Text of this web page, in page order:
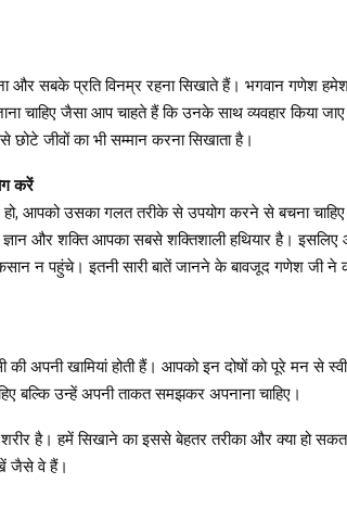
और सबके प्रति विनम्र रहना सिखाते हैं। भगवान गणेश
चाहिए जैसा आप चाहते हैं कि उनके साथ व्यवहार किया
जीवों का भी सम्मान करना सिखाता है।
करें
हो, आपको उसका गलत तरीके से उपयोग करने से बचना
और शक्ति आपका सबसे शक्तिशाली हथियार है।
न पहुंचे। इतनी सारी बातें जानने के बावजूद गणेश जी ने
की अपनी खामियां होती हैं। आपको इन दोषों को पूरे मन से
बल्कि उन्हें अपनी ताकत समझकर अपनाना चाहिए।
शरीर है। हमें सिखाने का इससे बेहतर तरीका और क्या हो
जैसे वे हैं।